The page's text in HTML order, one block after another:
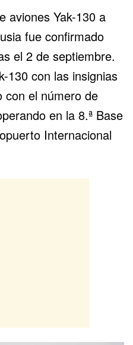
aviones Yak-130 a
fue confirmado
el 2 de septiembre.
130 con las insignias
con el número de
en la 8.ª Base
Internacional